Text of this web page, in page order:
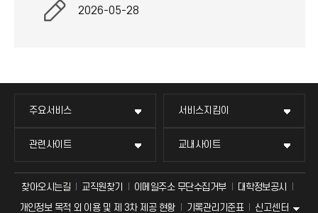
2026-05-28
주요서비스 서비스지킴이
관련사이트 교내사이트
찾아오시는길 교직원찾기 이메일주소 무단수집거부
대학정보공시
개인정보 목적 외 이용 및 제 3차 제공 현황
기록관리기준표 신고센터